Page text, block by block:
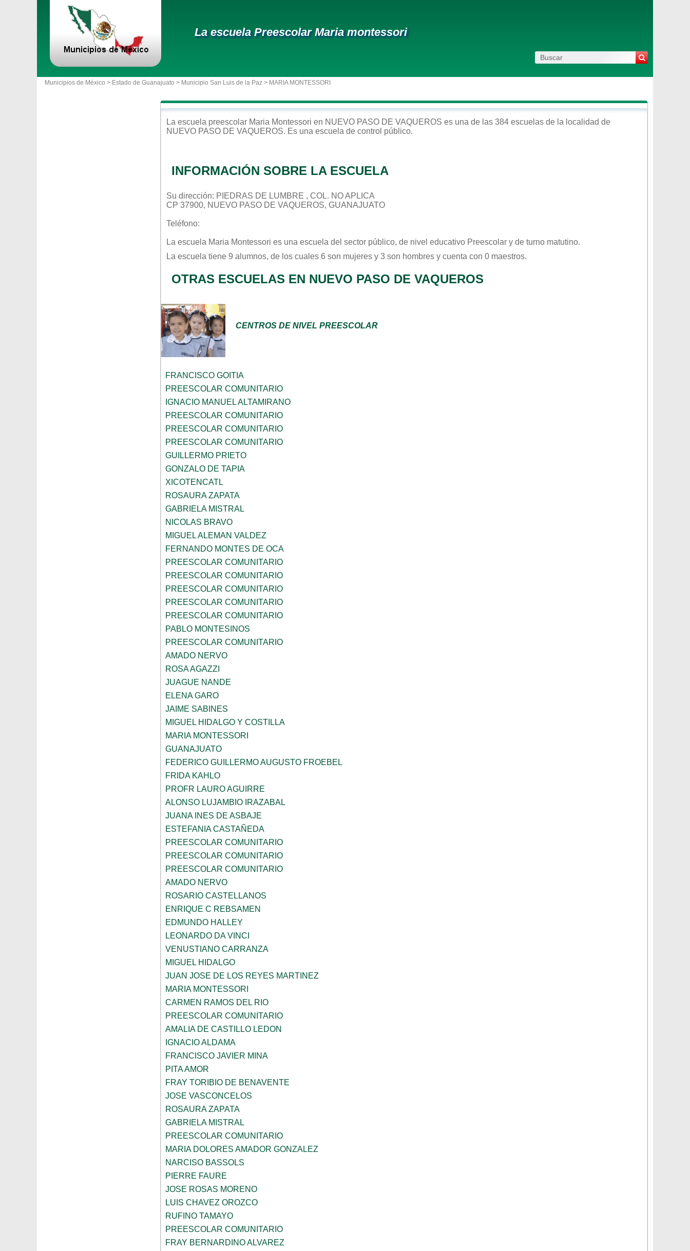
La escuela Preescolar Maria montessori
Municipios de México > Estado de Guanajuato > Municipio San Luis de la Paz > MARIA MONTESSORI
La escuela preescolar Maria Montessori en NUEVO PASO DE VAQUEROS es una de las 384 escuelas de la localidad de
NUEVO PASO DE VAQUEROS. Es una escuela de control público.
INFORMACIÓN SOBRE LA ESCUELA
Su dirección: PIEDRAS DE LUMBRE , COL. NO APLICA
CP 37900, NUEVO PASO DE VAQUEROS, GUANAJUATO
Teléfono:
La escuela Maria Montessori es una escuela del sector público, de nivel educativo Preescolar y de turno matutino.
La escuela tiene 9 alumnos, de los cuales 6 son mujeres y 3 son hombres y cuenta con 0 maestros.
OTRAS ESCUELAS EN NUEVO PASO DE VAQUEROS
CENTROS DE NIVEL PREESCOLAR
FRANCISCO GOITIA
PREESCOLAR COMUNITARIO
IGNACIO MANUEL ALTAMIRANO
PREESCOLAR COMUNITARIO
PREESCOLAR COMUNITARIO
PREESCOLAR COMUNITARIO
GUILLERMO PRIETO
GONZALO DE TAPIA
XICOTENCATL
ROSAURA ZAPATA
GABRIELA MISTRAL
NICOLAS BRAVO
MIGUEL ALEMAN VALDEZ
FERNANDO MONTES DE OCA
PREESCOLAR COMUNITARIO
PREESCOLAR COMUNITARIO
PREESCOLAR COMUNITARIO
PREESCOLAR COMUNITARIO
PREESCOLAR COMUNITARIO
PABLO MONTESINOS
PREESCOLAR COMUNITARIO
AMADO NERVO
ROSA AGAZZI
JUAGUE NANDE
ELENA GARO
JAIME SABINES
MIGUEL HIDALGO Y COSTILLA
MARIA MONTESSORI
GUANAJUATO
FEDERICO GUILLERMO AUGUSTO FROEBEL
FRIDA KAHLO
PROFR LAURO AGUIRRE
ALONSO LUJAMBIO IRAZABAL
JUANA INES DE ASBAJE
ESTEFANIA CASTAÑEDA
PREESCOLAR COMUNITARIO
PREESCOLAR COMUNITARIO
PREESCOLAR COMUNITARIO
AMADO NERVO
ROSARIO CASTELLANOS
ENRIQUE C REBSAMEN
EDMUNDO HALLEY
LEONARDO DA VINCI
VENUSTIANO CARRANZA
MIGUEL HIDALGO
JUAN JOSE DE LOS REYES MARTINEZ
MARIA MONTESSORI
CARMEN RAMOS DEL RIO
PREESCOLAR COMUNITARIO
AMALIA DE CASTILLO LEDON
IGNACIO ALDAMA
FRANCISCO JAVIER MINA
PITA AMOR
FRAY TORIBIO DE BENAVENTE
JOSE VASCONCELOS
ROSAURA ZAPATA
GABRIELA MISTRAL
PREESCOLAR COMUNITARIO
MARIA DOLORES AMADOR GONZALEZ
NARCISO BASSOLS
PIERRE FAURE
JOSE ROSAS MORENO
LUIS CHAVEZ OROZCO
RUFINO TAMAYO
PREESCOLAR COMUNITARIO
FRAY BERNARDINO ALVAREZ